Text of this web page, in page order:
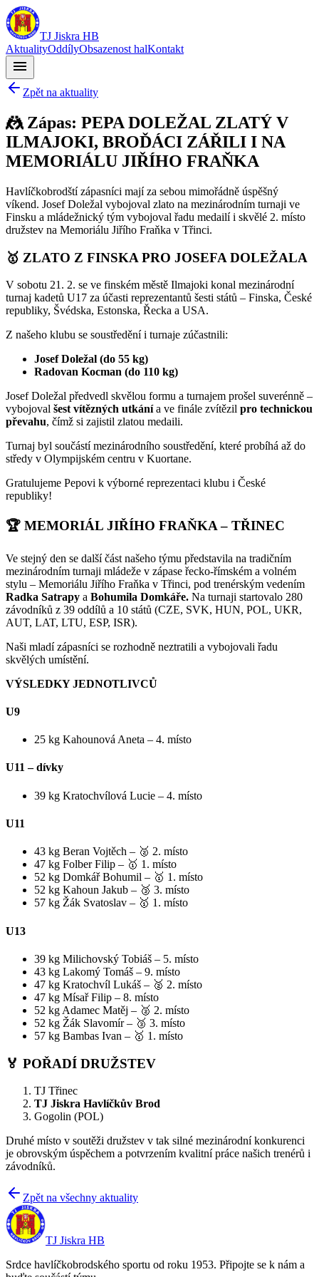
TJ Jiskra HB
AktualityOddílyObsazenost halKontakt
menu
Zpět na aktuality
🤼 Zápas: PEPA DOLEŽAL ZLATÝ V
ILMAJOKI, BROĎÁCI ZÁŘILI I NA
MEMORIÁLU JIŘÍHO FRAŇKA
Havlíčkobrodští zápasníci mají za sebou mimořádně úspěšný
víkend. Josef Doležal vybojoval zlato na mezinárodním turnaji ve
Finsku a mládežnický tým vybojoval řadu medailí i skvělé 2. místo
družstev na Memoriálu Jiřího Fraňka v Třinci.
🥇 ZLATO Z FINSKA PRO JOSEFA DOLEŽALA
V sobotu 21. 2. se ve finském městě Ilmajoki konal mezinárodní
turnaj kadetů U17 za účasti reprezentantů šesti států – Finska, České
republiky, Švédska, Estonska, Řecka a USA.
Z našeho klubu se soustředění i turnaje zúčastnili:
Josef Doležal (do 55 kg)
Radovan Kocman (do 110 kg)
Josef Doležal předvedl skvělou formu a turnajem prošel suverénně –
vybojoval šest vítězných utkánía ve finále zvítězil pro technickou
převahu, čímž si zajistil zlatou medaili.
Turnaj byl součástí mezinárodního soustředění, které probíhá až do
středy v Olympijském centru v Kuortane.
Gratulujeme Pepovi k výborné reprezentaci klubu i České
republiky!
🏆 MEMORIÁL JIŘÍHO FRAŇKA – TŘINEC
Ve stejný den se další část našeho týmu představila na tradičním
mezinárodním turnaji mládeže v zápase řecko-římském a volném
stylu – Memoriálu Jiřího Fraňka v Třinci, pod trenérským vedením
Radka Satrapy a Bohumila Domkáře. Na turnaji startovalo 280
závodníků z 39 oddílů a 10 států (CZE, SVK, HUN, POL, UKR,
AUT, LAT, LTU, ESP, ISR).
Naši mladí zápasníci se rozhodně neztratili a vybojovali řadu
skvělých umístění.
VÝSLEDKY JEDNOTLIVCŮ
U9
25 kg Kahounová Aneta – 4. místo
U11 – dívky
39 kg Kratochvílová Lucie – 4. místo
U11
43 kg Beran Vojtěch – 🥈 2. místo
47 kg Folber Filip – 🥇 1. místo
52 kg Domkář Bohumil – 🥇 1. místo
52 kg Kahoun Jakub – 🥉 3. místo
57 kg Žák Svatoslav – 🥇 1. místo
U13
39 kg Milichovský Tobiáš – 5. místo
43 kg Lakomý Tomáš – 9. místo
47 kg Kratochvíl Lukáš – 🥈 2. místo
47 kg Mísař Filip – 8. místo
52 kg Adamec Matěj – 🥈 2. místo
52 kg Žák Slavomír – 🥉 3. místo
57 kg Bambas Ivan – 🥇 1. místo
🏅 POŘADÍ DRUŽSTEV
TJ Třinec
TJ Jiskra Havlíčkův Brod
Gogolin (POL)
Druhé místo v soutěži družstev v tak silné mezinárodní konkurenci
je obrovským úspěchem a potvrzením kvalitní práce našich trenérů i
závodníků.
Zpět na všechny aktuality
TJ Jiskra HB
Srdce havlíčkobrodského sportu od roku 1953. Připojte se k nám a